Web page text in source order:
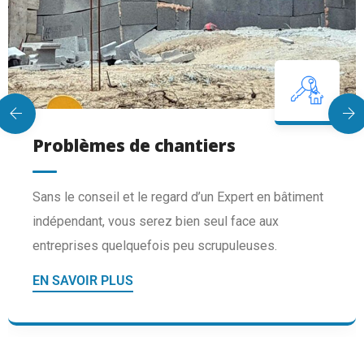
Problèmes de chantiers
Sans le conseil et le regard d’un Expert en bâtiment
indépendant, vous serez bien seul face aux
entreprises quelquefois peu scrupuleuses.
EN SAVOIR PLUS